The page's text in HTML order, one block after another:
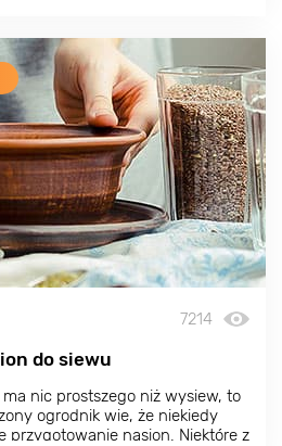
i jagody.
7214
do siewu
nic prostszego niż wysiew, to
ogrodnik wie, że niekiedy
przygotowanie nasion. Niektóre z